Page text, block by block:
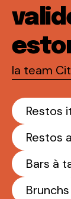
la team
Restos
Restos
Bars à
Brunchs